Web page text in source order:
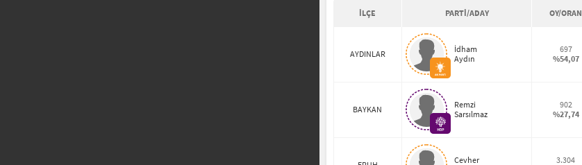
İLÇE PARTİ/ADAY OY/ORAN
AYDINLAR
İdham
Aydın
697
%54,07
BAYKAN
Remzi
Sarsılmaz
902
%27,74
Cevher
3.304